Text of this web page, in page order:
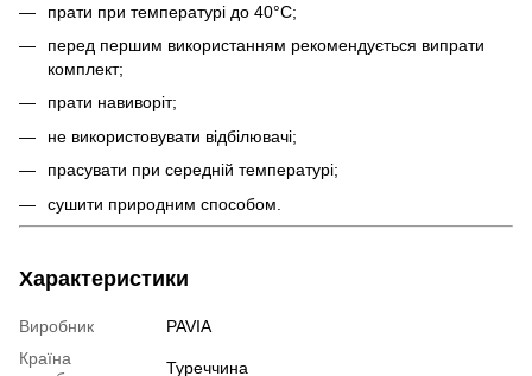
прати при температурі до 40°C;
перед першим використанням рекомендується випрати
комплект;
прати навиворіт;
не використовувати відбілювачі;
прасувати при середній температурі;
сушити природним способом.
Характеристики
Виробник
PAVIA
Країна
Туреччина